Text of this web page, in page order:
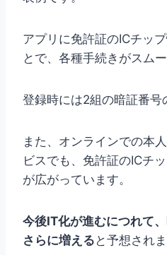
アプリに免許証のICチッ
とで、各種手続きがスム
登録時には2組の暗証番号
また、オンラインでの本
ビスでも、免許証のICチ
が広がっています。
今後IT化が進むにつれて
さらに増える と予想されま